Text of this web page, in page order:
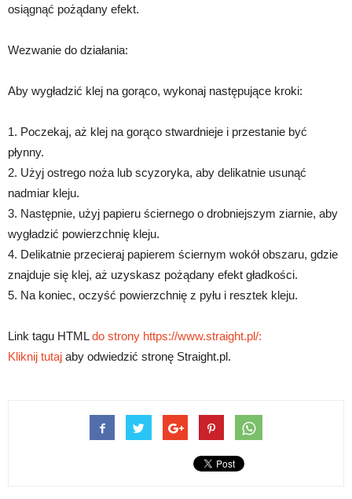
osiągnąć pożądany efekt.
Wezwanie do działania:
Aby wygładzić klej na gorąco, wykonaj następujące kroki:
1. Poczekaj, aż klej na gorąco stwardnieje i przestanie być
płynny.
2. Użyj ostrego noża lub scyzoryka, aby delikatnie usunąć
nadmiar kleju.
3. Następnie, użyj papieru ściernego o drobniejszym ziarnie, aby
wygładzić powierzchnię kleju.
4. Delikatnie przecieraj papierem ściernym wokół obszaru, gdzie
znajduje się klej, aż uzyskasz pożądany efekt gładkości.
5. Na koniec, oczyść powierzchnię z pyłu i resztek kleju.
Link tagu HTMLdo strony https://www.straight.pl/:
Kliknij tutaj aby odwiedzić stronę Straight.pl.